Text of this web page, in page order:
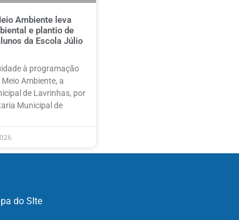
Ambiente leva
e plantio de
da Escola Júlio
à programação
Ambiente, a
de Lavrinhas, por
Municipal de
do SIte